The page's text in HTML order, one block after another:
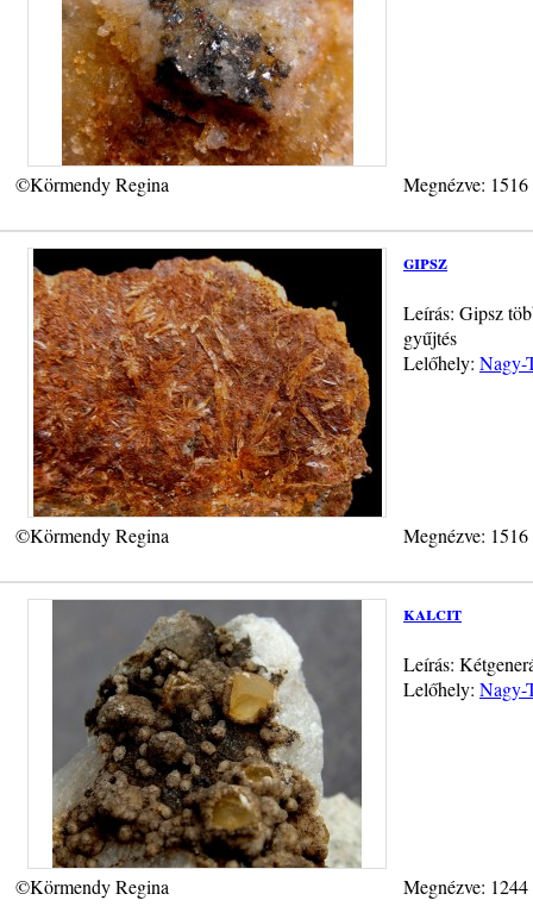
©Körmendy Regina Megnézve:
gipsz
Leírás: Gipsz
gyűjtés
Lelőhely: Nagy-
©Körmendy Regina Megnézve:
kalcit
Leírás:
Lelőhely: Nagy-
©Körmendy Regina Megnézve: